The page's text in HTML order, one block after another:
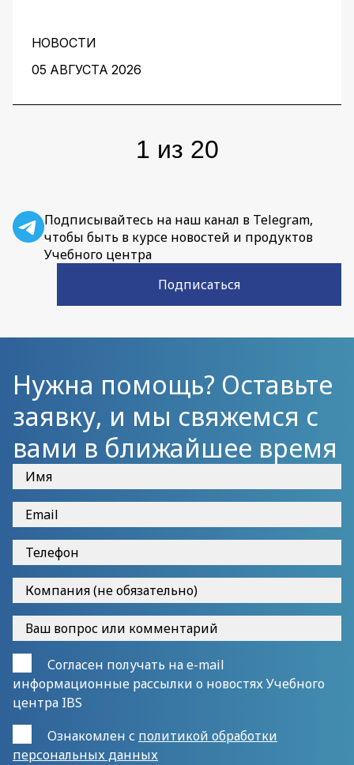
протяжении всей работы над проектом. О том,
директора центра перспективных разработок
НОВОСТИ
05 АВГУСТА 2026
1 из 20
Подписывайтесь на наш канал в Telegram,
чтобы быть в курсе новостей и продуктов
Учебного центра
Подписаться
Нужна помощь? Оставьте
заявку, и мы свяжемся с
вами в ближайшее время
Согласен получать на e-mail
информационные рассылки о новостях Учебного
центра IBS
Ознакомлен с политикой обработки
персональных данных